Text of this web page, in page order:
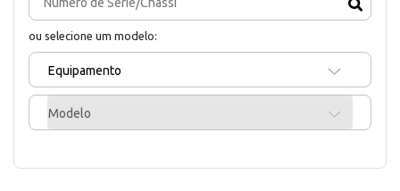
ou selecione um modelo:
Equipamento
Modelo